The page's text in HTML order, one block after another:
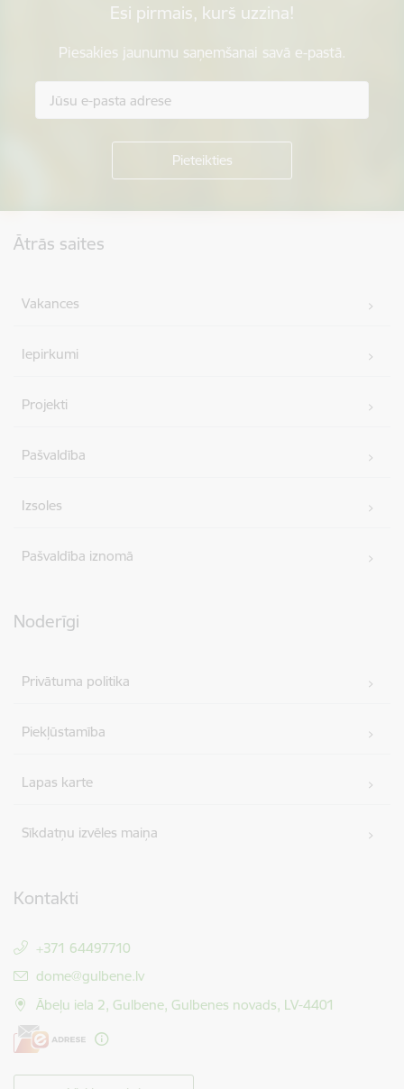
Esi pirmais, kurš uzzina!
Piesakies jaunumu saņemšanai savā e-pastā.
Ātrās saites
Vakances
Iepirkumi
Projekti
Pašvaldība
Izsoles
Pašvaldība iznomā
Noderīgi
Privātuma politika
Piekļūstamība
Lapas karte
Sīkdatņu izvēles maiņa
Kontakti
+371 64497710
E-pasts:
dome@gulbene.lv
Ābeļu iela 2, Gulbene, Gulbenes novads, LV-4401